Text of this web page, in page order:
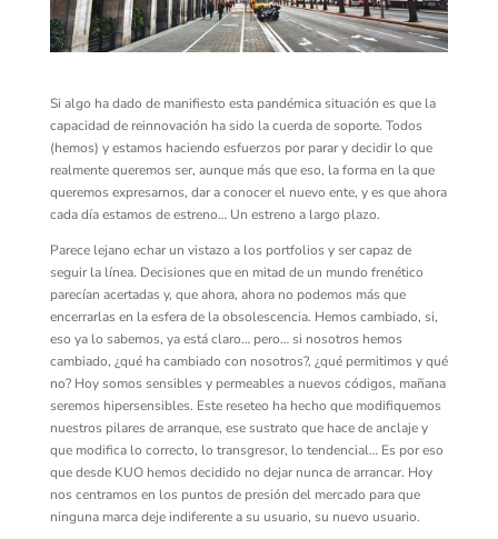
Si algo ha dado de manifiesto esta pandémica situación es que la
capacidad de reinnovación ha sido la cuerda de soporte. Todos
(hemos) y estamos haciendo esfuerzos por parar y decidir lo que
realmente queremos ser, aunque más que eso, la forma en la que
queremos expresarnos, dar a conocer el nuevo ente, y es que ahora
cada día estamos de estreno… Un estreno a largo plazo.
Parece lejano echar un vistazo a los portfolios y ser capaz de
seguir la línea. Decisiones que en mitad de un mundo frenético
parecían acertadas y, que ahora, ahora no podemos más que
encerrarlas en la esfera de la obsolescencia. Hemos cambiado, si,
eso ya lo sabemos, ya está claro… pero… si nosotros hemos
cambiado, ¿qué ha cambiado con nosotros?, ¿qué permitimos y qué
no? Hoy somos sensibles y permeables a nuevos códigos, mañana
seremos hipersensibles. Este reseteo ha hecho que modifiquemos
nuestros pilares de arranque, ese sustrato que hace de anclaje y
que modifica lo correcto, lo transgresor, lo tendencial… Es por eso
que desde KUO hemos decidido no dejar nunca de arrancar. Hoy
nos centramos en los puntos de presión del mercado para que
ninguna marca deje indiferente a su usuario, su nuevo usuario.